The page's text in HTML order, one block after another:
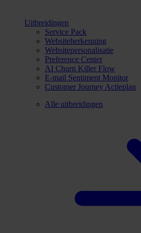
Uitbreidingen
Service Pack
Websiteherkenning
Websitepersonalisatie
Preference Center
AI Churn Killer Flow
E-mail Sentiment Monitor
Customer Journey Actieplan
Alle uitbreidingen